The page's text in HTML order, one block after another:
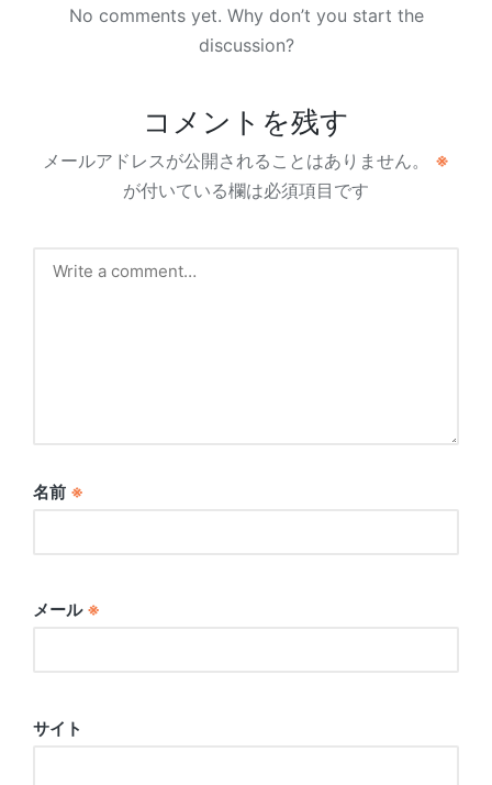
No comments yet. Why don’t you start the
discussion?
コメントを残す
メールアドレスが公開されることはありません。
※
が付いている欄は必須項目です
名前 ※
メール ※
サイト